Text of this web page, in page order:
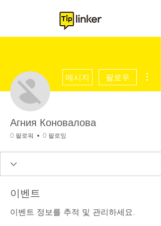
메시지 팔로우
Агния Коновалова
0 팔로워 0 팔로잉
이벤트
이벤트 정보를 추적 및 관리하세요.